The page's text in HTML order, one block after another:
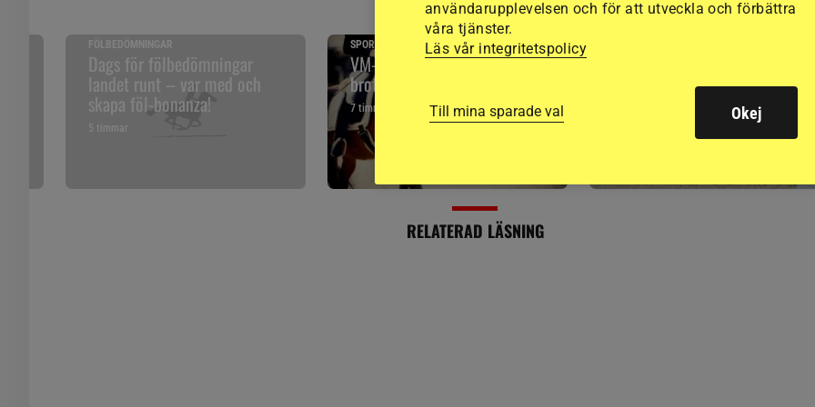
SENAST
FÖLBEDÖMNINGAR
Dags för fölbedömningar
landet runt – var med och
skapa föl-bonanza!
5 timmar
SPORTNYTT
VM-publik kan rapportera
brott mot hästvälfärd
7 timmar
svenska 5-årsekipagen
RELATERAD LÄSNING
användarupplevelsen och för att utveckla och förbättra
våra tjänster.
Läs vår integritetspolicy
Till mina sparade val Okej